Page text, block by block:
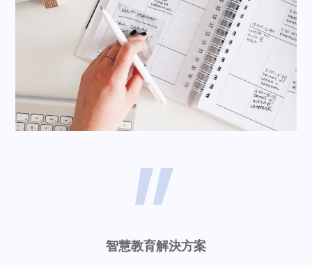
智慧教育解決方案